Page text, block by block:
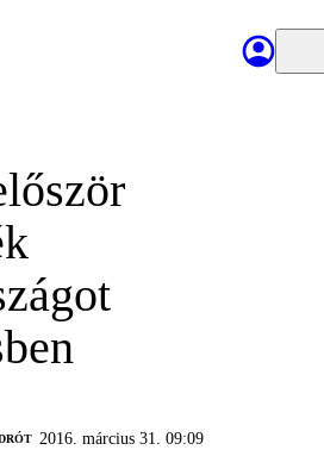
2016. március 31. 09:09